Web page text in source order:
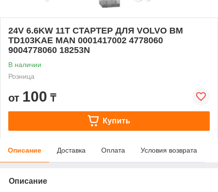
24V 6.6KW 11T СТАРТЕР ДЛЯ VOLVO BM
TD103KAE MAN 0001417002 4778060
9004778060 18253N
В наличии
Розница
от 100 ₸
Купить
Описание Доставка Оплата Условия возврата
Описание